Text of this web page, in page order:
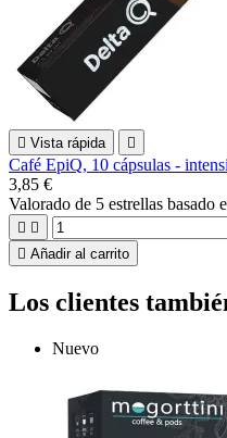
 Vista rápida 
Café EpiQ, 10 cápsulas -
3,85 €
Valorado de 5 estrellas basado
 
 Añadir al carrito
Los clientes
Nuevo